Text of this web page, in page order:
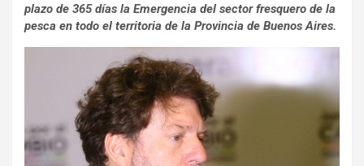
plazo de 365 días la Emergencia del sector fresquero de la
pesca en todo el territoria de la Provincia de Buenos Aires.